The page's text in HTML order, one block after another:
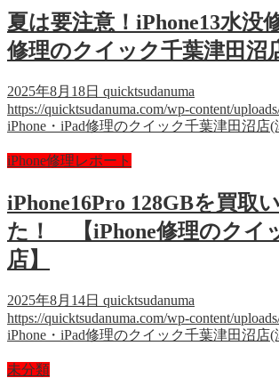
夏は要注意！iPhone13水没
修理のクイック千葉津田沼
2025年8月18日 quicktsudanuma
https://quicktsudanuma.com/wp-content/
iPhone・iPad修理のクイック千葉津田沼店
iPhone修理レポート
iPhone16Pro 128GBを買取
た！ 【iPhone修理のクイ
店】
2025年8月14日 quicktsudanuma
https://quicktsudanuma.com/wp-content/
iPhone・iPad修理のクイック千葉津田沼店
未分類